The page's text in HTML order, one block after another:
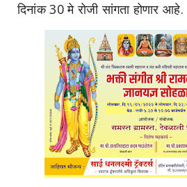
दिनांक 30 मे रोजी सांगता होणार आहे.